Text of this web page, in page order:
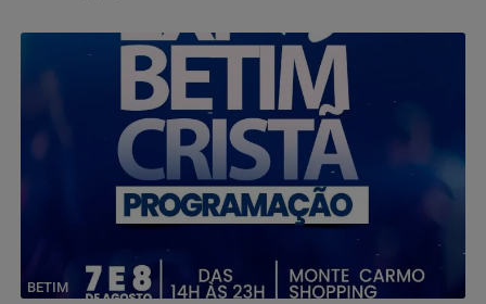
BETIM